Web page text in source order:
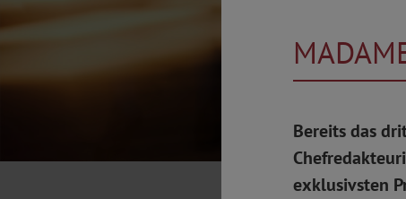
Bereits das
exklusivsten